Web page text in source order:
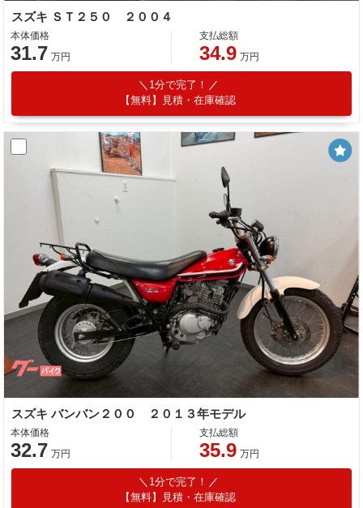
スズキ ＳＴ２５０ ２００４
本体価格
31.7 万円
支払総額
34.9 万円
1分で完了！
【無料】見積・在庫確認
スズキ バンバン２００ ２０１３年モデル
本体価格
32.7 万円
支払総額
35.9 万円
1分で完了！
【無料】見積・在庫確認